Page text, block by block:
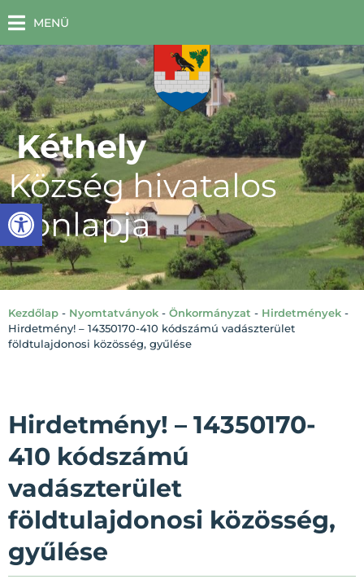
Eszköztár megnyitása
MENÜ
Kéthely
Község hivatalos
honlapja
Kezdőlap - Nyomtatványok - Önkormányzat - Hirdetmények -
Hirdetmény! – 14350170-410 kódszámú vadászterület
földtulajdonosi közösség, gyűlése
Hirdetmény! – 14350170-
410 kódszámú
vadászterület
földtulajdonosi közösség,
gyűlése